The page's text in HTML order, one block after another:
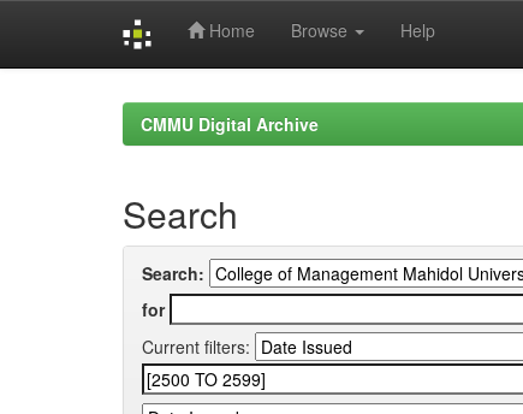
Home Browse Help
CMMU Digital Archive
Search
Search:
for
Current filters: